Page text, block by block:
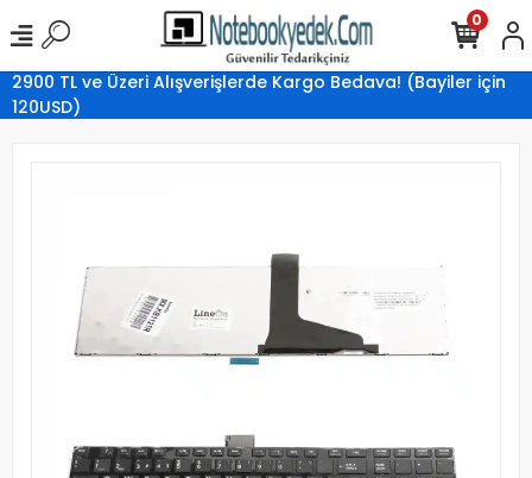
2900 TL ve Üzeri Alışverişlerde Kargo Bedava! (Bayiler için
120USD)
0